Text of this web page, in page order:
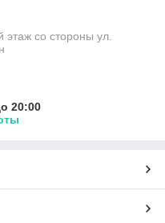
этаж со стороны ул.
20:00